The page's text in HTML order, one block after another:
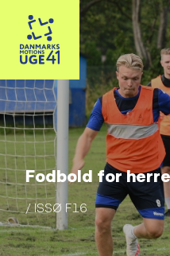
Fodbold for
/ ISSØ F16